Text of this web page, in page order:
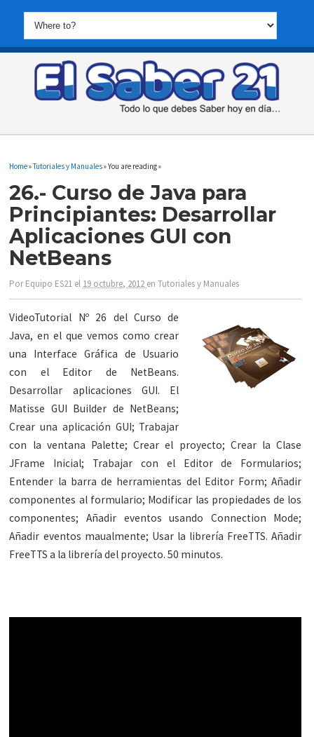
Home»Tutoriales y Manuales» You are reading »
26.- Curso de Java para
Principiantes: Desarrollar
Aplicaciones GUI con
NetBeans
PorEquipo ES21 el 19 octubre, 2012 enTutoriales y Manuales
VideoTutorial Nº 26 del Curso de
Java, en el que vemos como crear
una Interface Gráfica de Usuario
con el Editor de NetBeans.
Desarrollar aplicaciones GUI. El
Matisse GUI Builder de NetBeans;
Crear una aplicación GUI; Trabajar
con la ventana Palette; Crear el proyecto; Crear la Clase
JFrame Inicial; Trabajar con el Editor de Formularios;
Entender la barra de herramientas del Editor Form; Añadir
componentes al formulario; Modificar las propiedades de los
componentes; Añadir eventos usando Connection Mode;
Añadir eventos maualmente; Usar la librería FreeTTS. Añadir
FreeTTS a la librería del proyecto. 50 minutos.